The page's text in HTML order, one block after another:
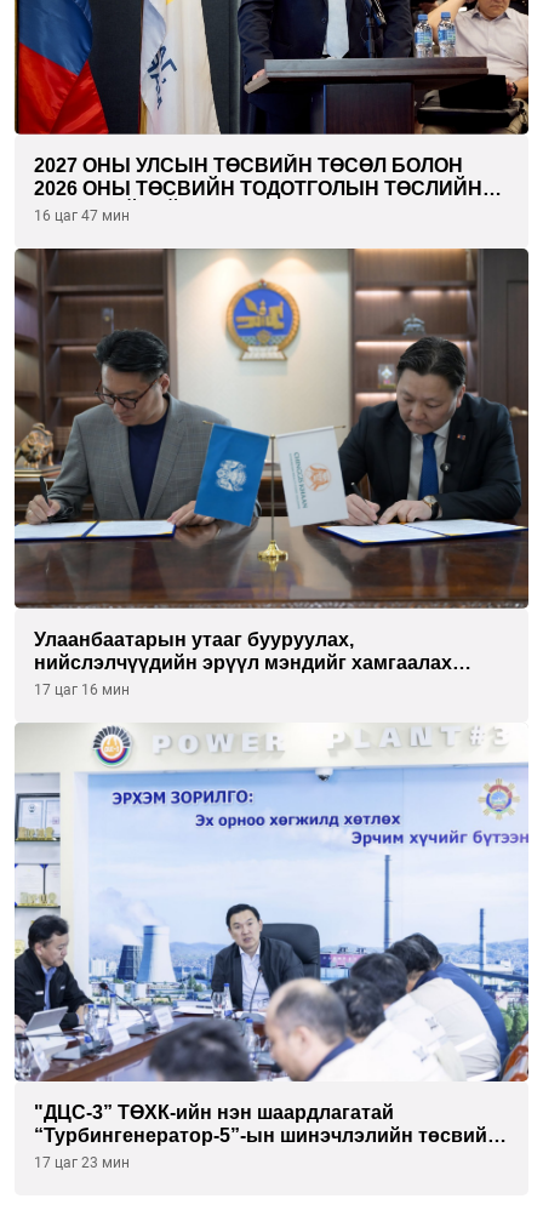
2027 ОНЫ УЛСЫН ТӨСВИЙН ТӨСӨЛ БОЛОН
2026 ОНЫ ТӨСВИЙН ТОДОТГОЛЫН ТӨСЛИЙН
ОЛОН НИЙТИЙН ХЭЛЭЛЦҮҮЛЭГ БОЛЛОО
16 цаг 47 мин
Улаанбаатарын утааг бууруулах,
нийслэлчүүдийн эрүүл мэндийг хамгаалах
төслийг “Чингис хаан баялгийн сан нэгдэл” ХХК-
17 цаг 16 мин
"ДЦС-3” ТӨХК-ийн нэн шаардлагатай
“Турбингенератор-5”-ын шинэчлэлийн төсвийг
шийдвэрлэхээр болов
17 цаг 23 мин